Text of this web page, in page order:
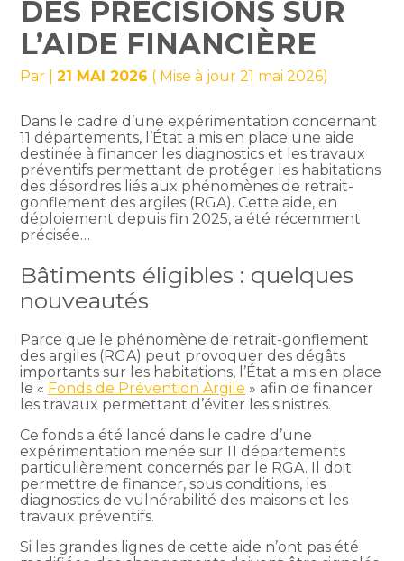
DES PRÉCISIONS SUR
L’AIDE FINANCIÈRE
Par |21 MAI 2026 ( Mise à jour 21 mai 2026)
Dans le cadre d’une expérimentation concernant
11 départements, l’État a mis en place une aide
destinée à financer les diagnostics et les travaux
préventifs permettant de protéger les habitations
des désordres liés aux phénomènes de retrait-
gonflement des argiles (RGA). Cette aide, en
déploiement depuis fin 2025, a été récemment
précisée…
Bâtiments éligibles : quelques
nouveautés
Parce que le phénomène de retrait-gonflement
des argiles (RGA) peut provoquer des dégâts
importants sur les habitations, l’État a mis en place
le « Fonds de Prévention Argile » afin de financer
les travaux permettant d’éviter les sinistres.
Ce fonds a été lancé dans le cadre d’une
expérimentation menée sur 11 départements
particulièrement concernés par le RGA. Il doit
permettre de financer, sous conditions, les
diagnostics de vulnérabilité des maisons et les
travaux préventifs.
Si les grandes lignes de cette aide n’ont pas été